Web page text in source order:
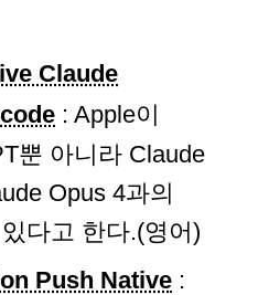
Claude
: Apple이
뿐 아니라 Claude
Opus 4과의
다고 한다.(영어)
Push Native :